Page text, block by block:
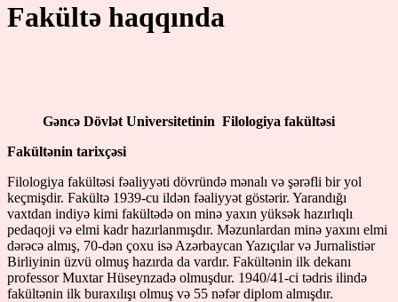
Fakültə haqqında
Gəncə Dövlət Universitetinin Filologiya fakültəsi
Fakültənin tarixçəsi
Filologiya fakültəsi fəaliyyəti dövründə mənalı və şərəfli bir yol
keçmişdir. Fakültə 1939-cu ildən fəaliyyət göstərir. Yarandığı
vaxtdan indiyə kimi fakültədə on minə yaxın yüksək hazırlıqlı
pedaqoji və elmi kadr hazırlanmışdır. Məzunlardan minə yaxını elmi
dərəcə almış, 70-dən çoxu isə Azərbaycan Yazıçılar və Jurnalistiər
Birliyinin üzvü olmuş hazırda da vardır. Fakültənin ilk dekanı
professor Muxtar Hüseynzadə olmuşdur. 1940/41-ci tədris ilində
fakültənin ilk buraxılışı olmuş və 55 nəfər diplom almışdır.